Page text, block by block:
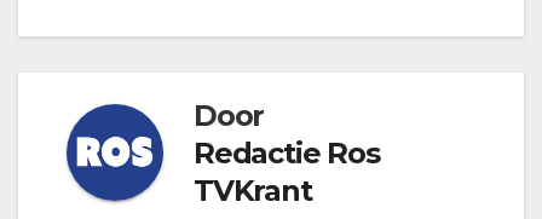
Door
Redactie Ros
TVKrant